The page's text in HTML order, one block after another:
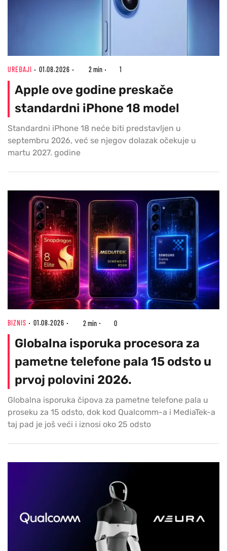
UREĐAJI 01.08.2026 2 min 1
Apple ove godine preskače
standardni iPhone 18 model
Standardni iPhone 18 neće biti predstavljen u
septembru 2026, već se njegov dolazak očekuje u
martu 2027. godine
BIZNIS 01.08.2026 2 min 0
Globalna isporuka procesora za
pametne telefone pala 15 odsto u
prvoj polovini 2026.
Globalna isporuka čipova za pametne telefone pala u
proseku za 15 odsto, dok kod Qualcomm-a i MediaTek-a
taj pad je još veći i iznosi oko 25 odsto